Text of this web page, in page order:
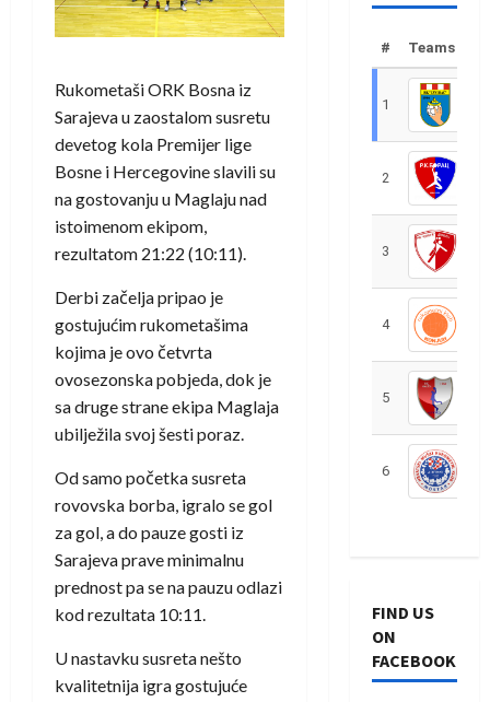
Rukometaši ORK Bosna iz
Sarajeva u zaostalom susretu
devetog kola Premijer lige
Bosne i Hercegovine slavili su
na gostovanju u Maglaju nad
istoimenom ekipom,
rezultatom 21:22 (10:11).
Derbi začelja pripao je
gostujućim rukometašima
kojima je ovo četvrta
ovosezonska pobjeda, dok je
sa druge strane ekipa Maglaja
ubilježila svoj šesti poraz.
Od samo početka susreta
rovovska borba, igralo se gol
za gol, a do pauze gosti iz
Sarajeva prave minimalnu
prednost pa se na pauzu odlazi
kod rezultata 10:11.
U nastavku susreta nešto
kvalitetnija igra gostujuće
# Teams
1
2
3
4
5
6
FIND US
ON
FACEBOOK